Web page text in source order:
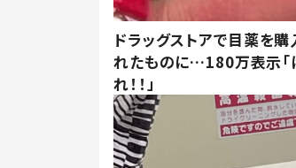
ドラッグストアで目薬を
れたものに…180万表示「ほ
れ！！」